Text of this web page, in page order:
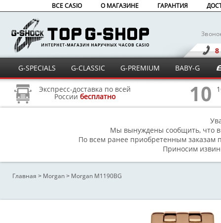
ВСЕ CASIO О МАГАЗИНЕ ГАРАНТИЯ
8
G-SPECIALS G-CLASSIC G-PREMIUM BABY-G
Экспресс-доставка по всей
России бесплатно
Мы вынуждены сообщить, что
По всем ранее приобретенным заказам
Приносим
Главная > Morgan > Morgan M1190BG